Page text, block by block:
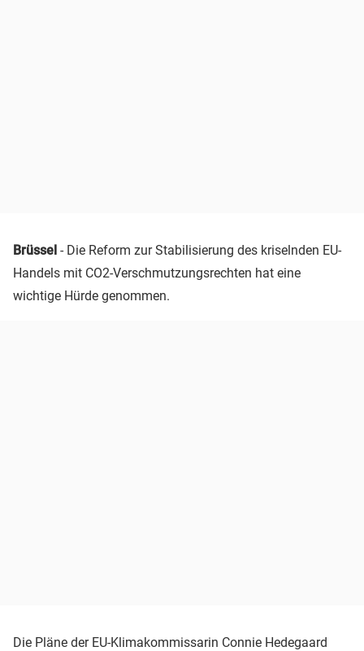
Brüssel - Die Reform zur Stabilisierung des kriselnden EU-
Handels mit CO2-Verschmutzungsrechten hat eine
wichtige Hürde genommen.
Die Pläne der EU-Klimakommissarin Connie Hedegaard